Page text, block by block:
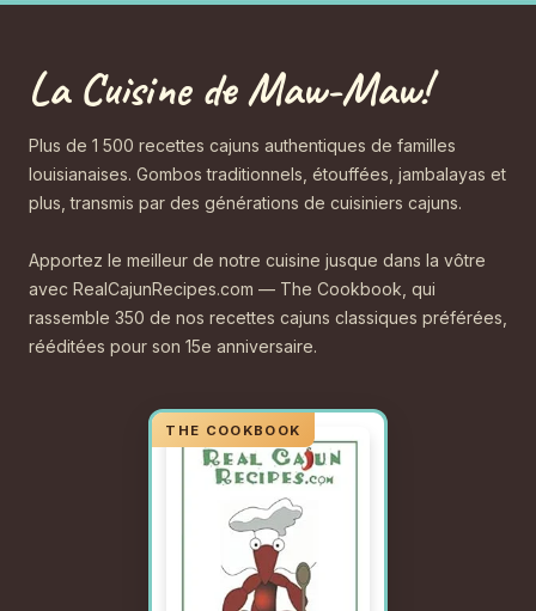
La Cuisine de Maw-Maw!
Plus de 1 500 recettes cajuns authentiques de familles
louisianaises. Gombos traditionnels, étouffées, jambalayas et
plus, transmis par des générations de cuisiniers cajuns.
Apportez le meilleur de notre cuisine jusque dans la vôtre
avec RealCajunRecipes.com — The Cookbook, qui
rassemble 350 de nos recettes cajuns classiques préférées,
rééditées pour son 15e anniversaire.